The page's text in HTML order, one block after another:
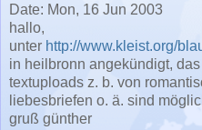
Date: Mon, 16 Jun 2003
hallo,
unter http://www.kleist.org/
in heilbronn angekündigt,
textuploads z. b. von
liebesbriefen o. ä. sind
gruß günther